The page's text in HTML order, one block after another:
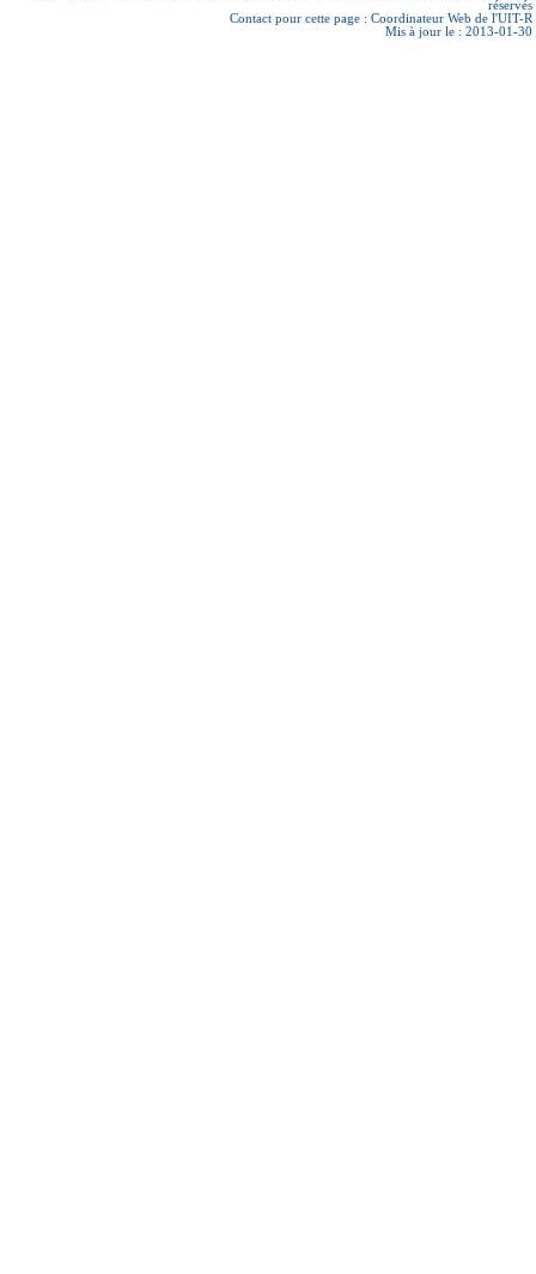
réservés
Contact pour cette page : Coordinateur Web de l'UIT-R
Mis à jour le : 2013-01-30